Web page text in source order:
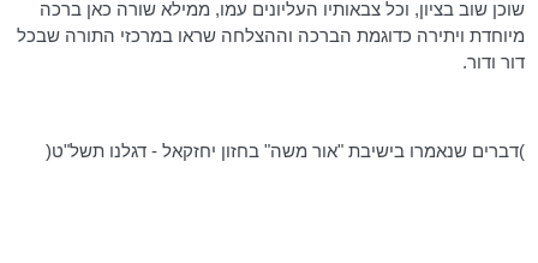
שוכן שוב בציון, וכל צבאותיו העליונים עמו, ממילא שורה כאן ברכה
מיוחדת ויתירה כדוגמת הברכה וההצלחה שראו במרכזי התורה שבכל
דור ודור.
)דברים שנאמרו בישיבת "אור משה" בחזון יחזקאל - דגלנו תשל"ט(